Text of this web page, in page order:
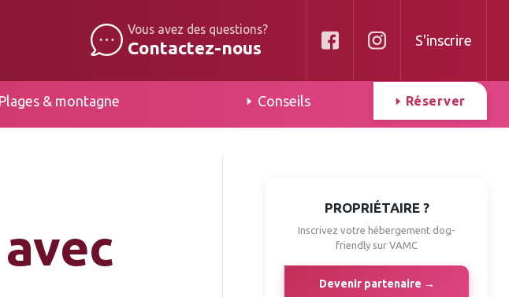
Vous avez des questions?
Contactez-nous S'inscrire
Plages & montagne Conseils Réserver
PROPRIÉTAIRE ?
Inscrivez votre hébergement dog-
friendly sur VAMC
Devenir partenaire →